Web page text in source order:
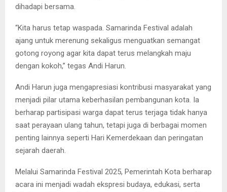
dihadapi bersama.
“Kita harus tetap waspada. Samarinda Festival adalah
ajang untuk merenung sekaligus menguatkan semangat
gotong royong agar kita dapat terus melangkah maju
dengan kokoh,” tegas Andi Harun.
Andi Harun juga mengapresiasi kontribusi masyarakat yang
menjadi pilar utama keberhasilan pembangunan kota. Ia
berharap partisipasi warga dapat terus terjaga tidak hanya
saat perayaan ulang tahun, tetapi juga di berbagai momen
penting lainnya seperti Hari Kemerdekaan dan peringatan
sejarah daerah.
Melalui Samarinda Festival 2025, Pemerintah Kota berharap
acara ini menjadi wadah ekspresi budaya, edukasi, serta